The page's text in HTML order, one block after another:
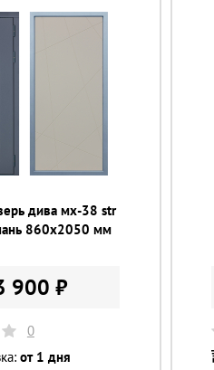
дива мх-38 str
860х2050 мм
900 ₽
0
от 1 дня